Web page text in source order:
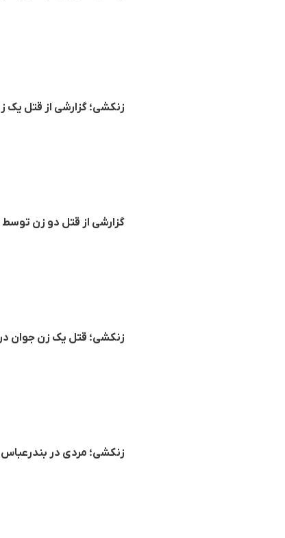
زنکشی؛ گزارشی از قتل
گزارشی از قتل دو زن توسط
زنکشی؛ قتل یک زن جوان
زنکشی؛ مردی در